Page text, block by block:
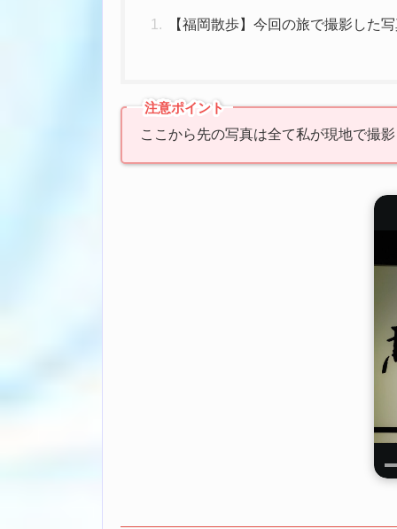
【福岡散歩】今回の旅で撮影した
注意ポイント
ここから先の写真は全て私が現地で撮